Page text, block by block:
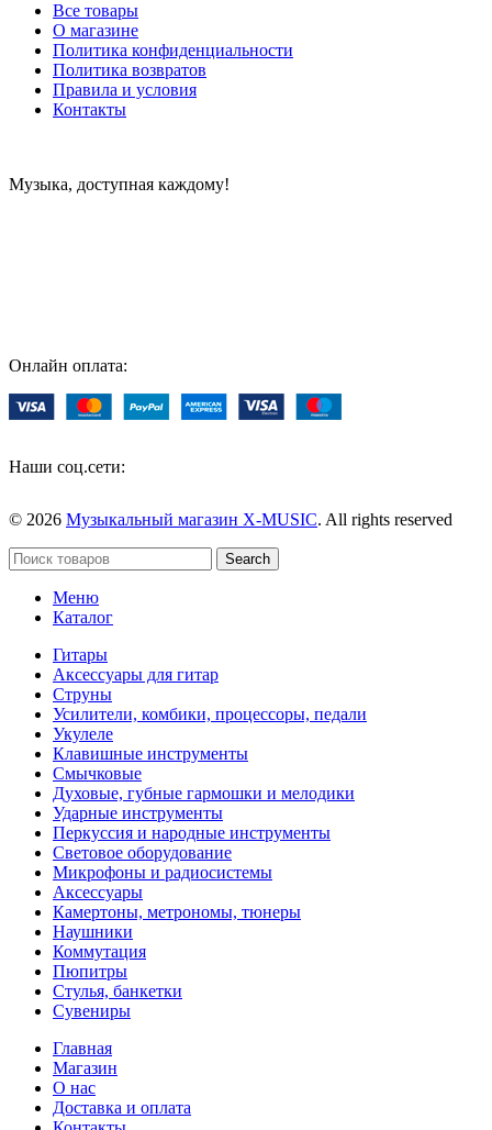
Все товары
О магазине
Политика конфиденциальности
Политика возвратов
Правила и условия
Контакты
Музыка, доступная каждому!
Онлайн оплата:
Наши соц.сети:
© 2026 Музыкальный магазин X-MUSIC. All rights reserved
Search
Меню
Каталог
Гитары
Аксессуары для гитар
Струны
Усилители, комбики, процессоры, педали
Укулеле
Клавишные инструменты
Смычковые
Духовые, губные гармошки и мелодики
Ударные инструменты
Перкуссия и народные инструменты
Световое оборудование
Микрофоны и радиосистемы
Аксессуары
Камертоны, метрономы, тюнеры
Наушники
Коммутация
Пюпитры
Стулья, банкетки
Сувениры
Главная
Магазин
О нас
Доставка и оплата